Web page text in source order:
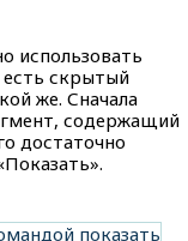
использовать
есть скрытый
же. Сначала
содержащий
достаточно